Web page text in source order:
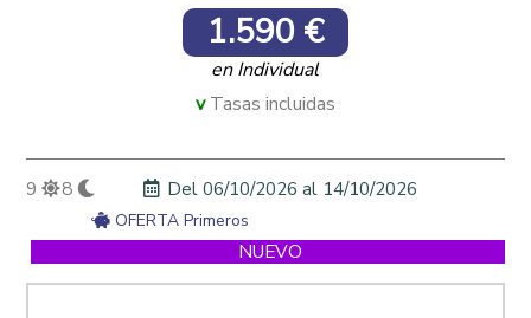
1.590 €
en Individual
Tasas incluidas
9 8 Del06/10/2026 al 14/10/2026
OFERTA Primeros
NUEVO